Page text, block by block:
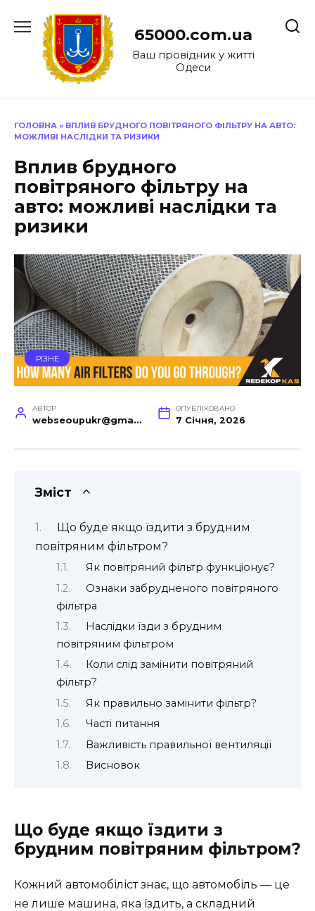
до
65000.com.ua
Ваш провідник у житті
Одеси
ГОЛОВНА » ВПЛИВ БРУДНОГО ПОВІТРЯНОГО ФІЛЬТРУ НА АВТО:
МОЖЛИВІ НАСЛІДКИ ТА РИЗИКИ
Вплив брудного
повітряного фільтру на
авто: можливі наслідки та
ризики
РІЗНЕ
АВТОР
webseoupukr@gmail.com
ОПУБЛІКОВАНО
7 Січня, 2026
Зміст
Що буде якщо їздити з брудним
повітряним фільтром?
Як повітряний фільтр функціонує?
Ознаки забрудненого повітряного
фільтра
Наслідки їзди з брудним
повітряним фільтром
Коли слід замінити повітряний
фільтр?
Як правильно замінити фільтр?
Часті питання
Важливість правильної вентиляції
Висновок
Що буде якщо їздити з
брудним повітряним фільтром?
Кожний автомобіліст знає, що автомобіль — це
не лише машина, яка їздить, а складний